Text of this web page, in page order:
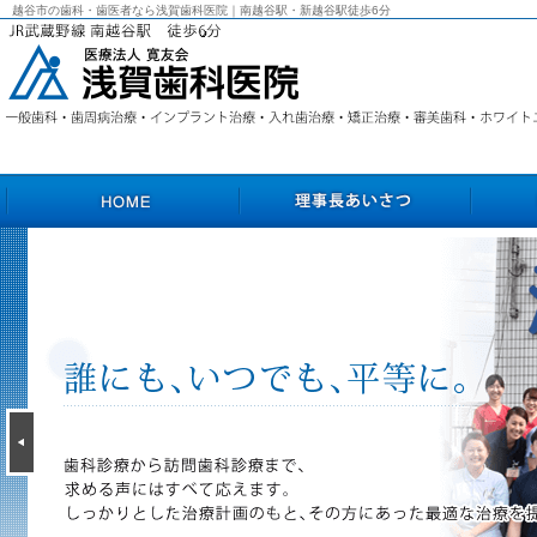
越谷市の歯科・歯医者なら浅賀歯科医院｜南
越谷市の歯科・歯医者なら浅賀歯科医院｜南越谷駅・新越谷駅徒歩6分
HOME 院長あいさ